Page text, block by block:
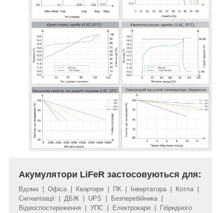
Акумулятори LiFeR застосовуються для:
Вдома | Офіса | Квартири | ПК | Інвертатора | Котла |
Сигналізації | ДБЖ | UPS | Безперебійника |
Відеоспостереження | УПС | Електрокари | Гібридного